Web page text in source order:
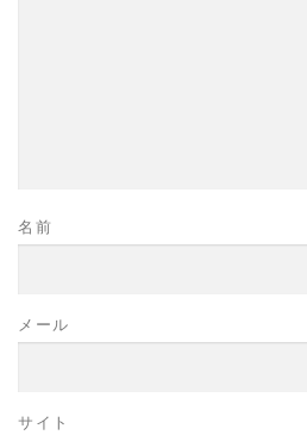
名前
メール
サイト